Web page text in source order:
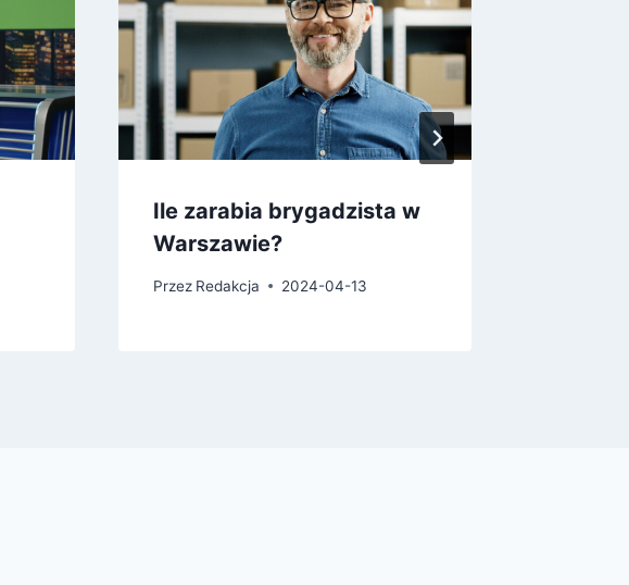
Ile zarabia brygadzista w
Warszawie?
Przez Redakcja 2024-04-13